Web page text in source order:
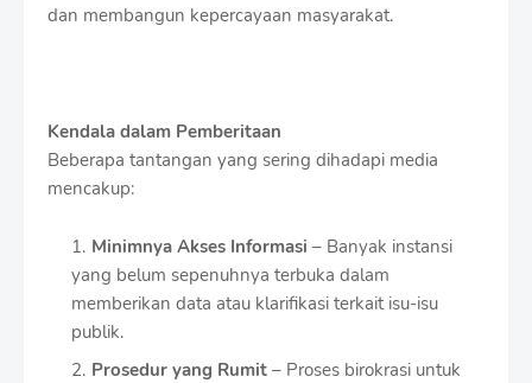
dan membangun kepercayaan masyarakat.
Kendala dalam Pemberitaan
Beberapa tantangan yang sering dihadapi media
mencakup:
Minimnya Akses Informasi – Banyak instansi
yang belum sepenuhnya terbuka dalam
memberikan data atau klarifikasi terkait isu-isu
publik.
Prosedur yang Rumit – Proses birokrasi untuk